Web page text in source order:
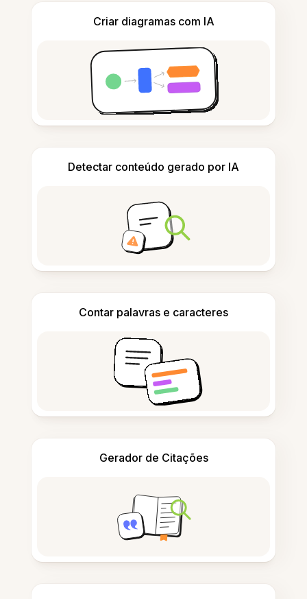
Criar diagramas com IA
Detectar conteúdo gerado por IA
Contar palavras e caracteres
Gerador de Citações